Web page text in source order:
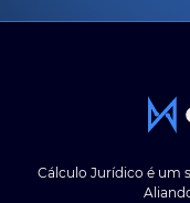
Cálculo Jurídico é um